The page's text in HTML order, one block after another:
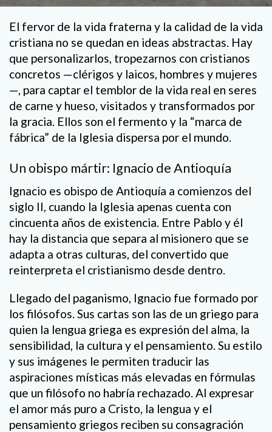
El fervor de la vida fraterna y la calidad de la vida
cristiana no se quedan en ideas abstractas. Hay
que personalizarlos, tropezarnos con cristianos
concretos —clérigos y laicos, hombres y mujeres
—, para captar el temblor de la vida real en seres
de carne y hueso, visitados y transformados por
la gracia. Ellos son el fermento y la “marca de
fábrica” de la Iglesia dispersa por el mundo.
Un obispo mártir: Ignacio de Antioquía
Ignacio es obispo de Antioquía a comienzos del
siglo II, cuando la Iglesia apenas cuenta con
cincuenta años de existencia. Entre Pablo y él
hay la distancia que separa al misionero que se
adapta a otras culturas, del convertido que
reinterpreta el cristianismo desde dentro.
Llegado del paganismo, Ignacio fue formado por
los filósofos. Sus cartas son las de un griego para
quien la lengua griega es expresión del alma, la
sensibilidad, la cultura y el pensamiento. Su estilo
y sus imágenes le permiten traducir las
aspiraciones místicas más elevadas en fórmulas
que un filósofo no habría rechazado. Al expresar
el amor más puro a Cristo, la lengua y el
pensamiento griegos reciben su consagración